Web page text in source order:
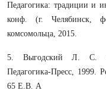
Педагогика: традиции и
конф. (г. Челябинск,
комсомольца, 2015.
5. Выгодский Л. С.
Педагогика-Пресс,
65 Е.В. А